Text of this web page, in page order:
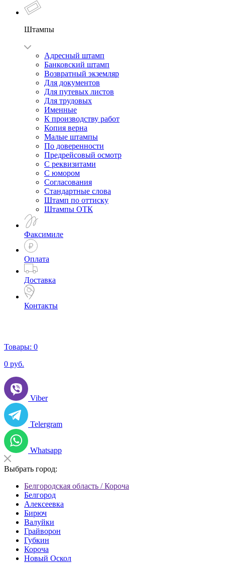
Штампы
Адресный штамп
Банковский штамп
Возвратный экземляр
Для документов
Для путевых листов
Для трудовых
Именные
К производству работ
Копия верна
Малые штампы
По доверенности
Предрейсовый осмотр
С реквизитами
С юмором
Согласования
Стандартные слова
Штамп по оттиску
Штампы ОТК
Факсимиле
Оплата
Доставка
Контакты
Товары: 0
0 руб.
Viber
Telergram
Whatsapp
Выбрать город:
Белгородская область / Короча
Белгород
Алексеевка
Бирюч
Валуйки
Грайворон
Губкин
Короча
Новый Оскол